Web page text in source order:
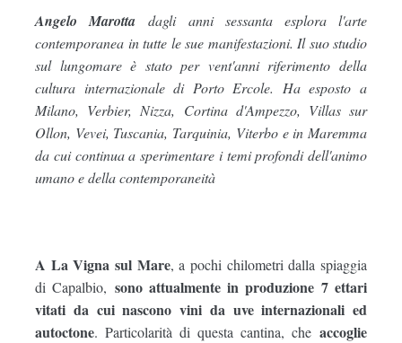
Angelo Marotta dagli anni sessanta esplora l'arte
contemporanea in tutte le sue manifestazioni. Il suo studio
sul lungomare è stato per vent'anni riferimento della
cultura internazionale di Porto Ercole. Ha esposto a
Milano, Verbier, Nizza, Cortina d'Ampezzo, Villas sur
Ollon, Vevei, Tuscania, Tarquinia, Viterbo e in Maremma
da cui continua a sperimentare i temi profondi dell'animo
umano e della contemporaneità
A La Vigna sul Mare, a pochi chilometri dalla spiaggia
di Capalbio, sono attualmente in produzione 7 ettari
vitati da cui nascono vini da uve internazionali ed
autoctone. Particolarità di questa cantina, che accoglie